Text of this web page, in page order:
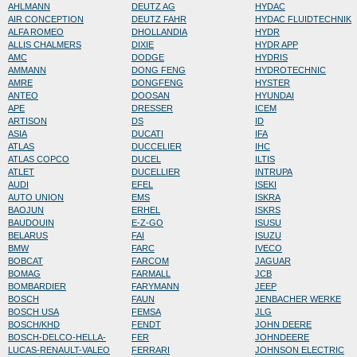
AHLMANN
AIR CONCEPTION
ALFA ROMEO
ALLIS CHALMERS
AMC
AMMANN
AMRE
ANTEO
APE
ARTISON
ASIA
ATLAS
ATLAS COPCO
ATLET
AUDI
AUTO UNION
BAOJUN
BAUDOUIN
BELARUS
BMW
BOBCAT
BOMAG
BOMBARDIER
BOSCH
BOSCH USA
BOSCH/KHD
BOSCH-DELCO-HELLA-
LUCAS-RENAULT-VALEO
DEUTZ AG
DEUTZ FAHR
DHOLLANDIA
DIXIE
DODGE
DONG FENG
DONGFENG
DOOSAN
DRESSER
DS
DUCATI
DUCCELIER
DUCEL
DUCELLIER
EFEL
EMS
ERHEL
E-Z-GO
FAI
FARC
FARCOM
FARMALL
FARYMANN
FAUN
FEMSA
FENDT
FER
FERRARI
HYDAC
HYDAC FLUIDTECHNIK
HYDR
HYDR APP
HYDRIS
HYDROTECHNIC
HYSTER
HYUNDAI
ICEM
ID
IFA
IHC
ILTIS
INTRUPA
ISEKI
ISKRA
ISKRS
ISUSU
ISUZU
IVECO
JAGUAR
JCB
JEEP
JENBACHER WERKE
JLG
JOHN DEERE
JOHNDEERE
JOHNSON ELECTRIC